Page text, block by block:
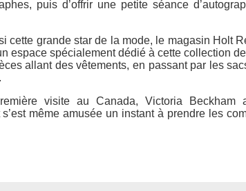
puis d’offrir une petite séance
cette grande star de la mode, le magasin Holt
espace spécialement dédié à cette collection
allant des vêtements, en passant par les
visite au Canada, Victoria Beckham
même amusée un instant à prendre les